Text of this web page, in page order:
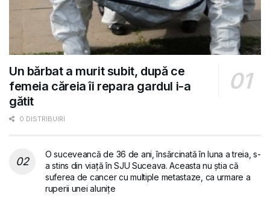
Un bărbat a murit subit, după ce
femeia căreia îi repara gardul i-a
gătit
0 DISTRIBUIRI
O suceveancă de 36 de ani, însărcinată în luna a treia, s-
a stins din viață în SJU Suceava. Aceasta nu știa că
suferea de cancer cu multiple metastaze, ca urmare a
ruperii unei alunițe